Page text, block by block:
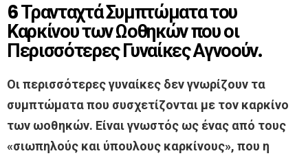
6 Τρανταχτά Συμπτώματα του
Καρκίνου των Ωοθηκών που οι
Περισσότερες Γυναίκες Αγνοούν.
Οι περισσότερες γυναίκες δεν γνωρίζουν τα
συμπτώματα που συσχετίζονται με τον καρκίνο
των ωοθηκών. Είναι γνωστός ως ένας από τους
«σιωπηλούς και ύπουλους καρκίνους», που η